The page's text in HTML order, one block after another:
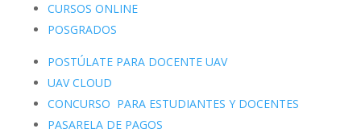
CURSOS ONLINE
POSGRADOS
POSTÚLATE PARA DOCENTE UAV
UAV CLOUD
CONCURSO PARA ESTUDIANTES Y DOCENTES
PASARELA DE PAGOS